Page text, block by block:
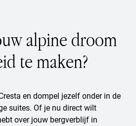
alpine droom
te maken?
en dompel jezelf onder in de
suites. Of je nu direct wilt
over jouw bergverblijf in